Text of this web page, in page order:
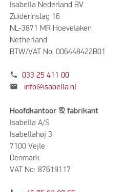
Isabella Nederland BV
Zuiderinslag 16
NL-3871 MR Hoevelaken
Netherland
BTW/VAT No. 006448422B01
phone 033 25 411 00
mail info@isabella.nl
Hoofdkantoor & fabrikant
Isabella A/S
Isabellahøj 3
7100 Vejle
Denmark
VAT No: 87619117